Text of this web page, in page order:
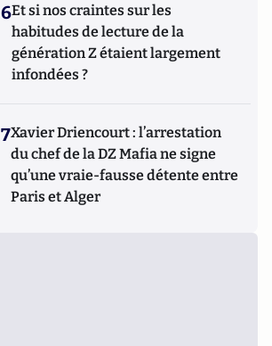
6Et si nos craintes sur les
habitudes de lecture de la
génération Z étaient largement
infondées ?
7Xavier Driencourt : l’arrestation
du chef de la DZ Mafia ne signe
qu’une vraie-fausse détente entre
Paris et Alger